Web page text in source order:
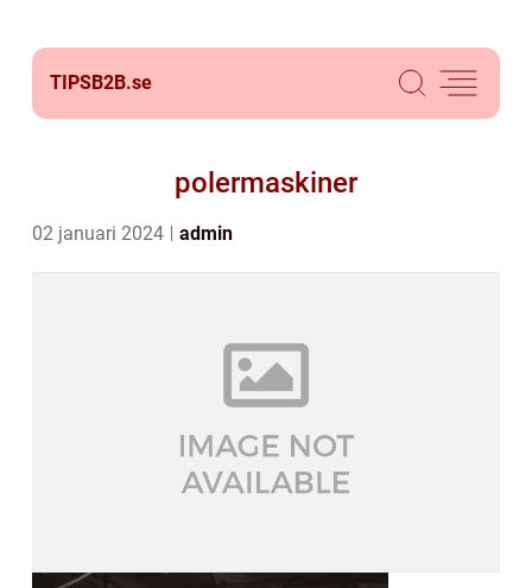
TIPSB2B.se
polermaskiner
02 januari 2024 admin